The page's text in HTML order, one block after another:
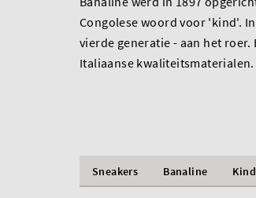
Congolese woord voor 'kind'.
vierde generatie - aan het
Italiaanse kwaliteitsmaterialen.
Sneakers Banaline